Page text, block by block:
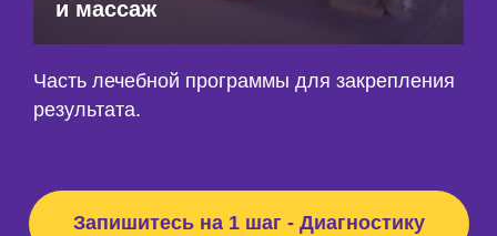
и массаж
Часть лечебной программы для закрепления
результата.
Запишитесь на 1 шаг - Диагностику